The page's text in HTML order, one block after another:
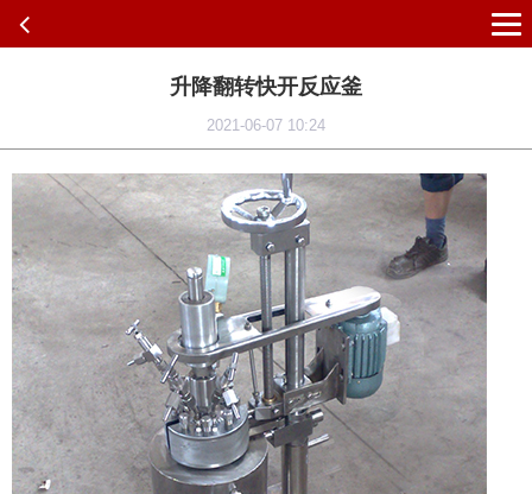
升降翻转快开反应釜
2021-06-07 10:24